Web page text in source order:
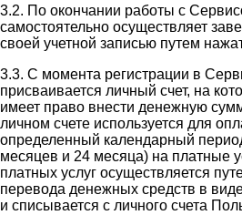
3.2. По окончании работы с
самостоятельно осуществляет
своей учетной записью путем
3.3. С момента регистрации в
присваивается личный счет, на
имеет право внести денежную
личном счете используется для
определенный календарный
месяцев и 24 месяца) на платные
платных услуг осуществляется
перевода денежных средств в
и списывается с личного счета